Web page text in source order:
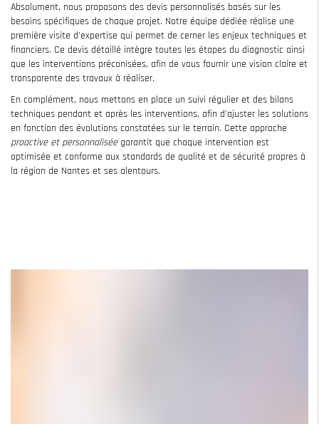
Absolument, nous proposons des devis personnalisés basés sur les
besoins spécifiques de chaque projet. Notre équipe dédiée réalise une
première visite d'expertise qui permet de cerner les enjeux techniques et
financiers. Ce devis détaillé intègre toutes les étapes du diagnostic ainsi
que les interventions préconisées, afin de vous fournir une vision claire et
transparente des travaux à réaliser.
En complément, nous mettons en place un suivi régulier et des bilans
techniques pendant et après les interventions, afin d'ajuster les solutions
en fonction des évolutions constatées sur le terrain. Cette approche
proactive et personnaliséegarantit que chaque intervention est
optimisée et conforme aux standards de qualité et de sécurité propres à
la région de Nantes et ses alentours.